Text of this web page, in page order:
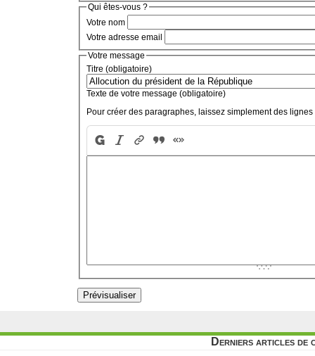
Qui êtes-vous ?
Votre nom
Votre adresse email
Votre message
Titre (obligatoire)
Texte de votre message (obligatoire)
Pour créer des paragraphes, laissez simplement des lignes
Derniers articles de